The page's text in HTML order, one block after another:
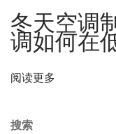
的
未
来
角
冬天空调
调如何在
阅读更多
搜索